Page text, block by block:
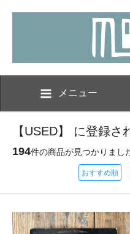
メニュー
【USED】 に登録さ
194件の商品が見つかりまし
おすすめ順